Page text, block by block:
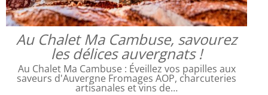
Au Chalet Ma Cambuse, savourez
les délices auvergnats !
Au Chalet Ma Cambuse : Éveillez vos papilles aux
saveurs d'Auvergne Fromages AOP, charcuteries
artisanales et vins de…